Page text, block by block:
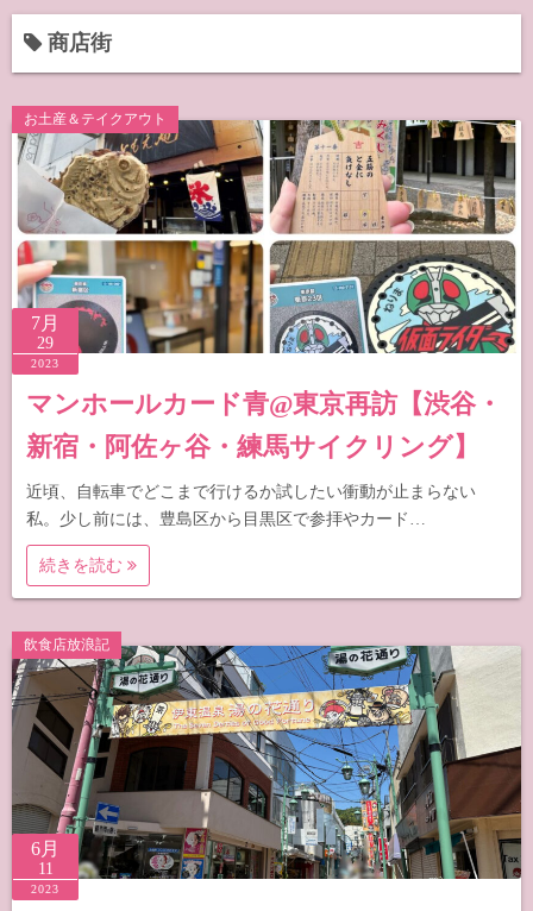
ー
商店街
お土産＆テイクアウト
7月
29
2023
マンホールカード青@東京再訪【渋谷・
新宿・阿佐ヶ谷・練馬サイクリング】
近頃、自転車でどこまで行けるか試したい衝動が止まらない
私。少し前には、豊島区から目黒区で参拝やカード…
続きを読む
飲食店放浪記
6月
11
2023